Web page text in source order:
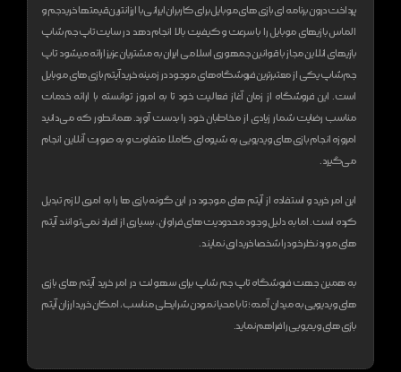
پرداخت درون برنامه ای بازی های موبایل برای کاربران ایرانی با ارزانترین قیمتها خرید جم و
الماس بازیهای موبایل را با سرعت و کیفیت بالا انجام دهد در سایت تاپ جم شاپ
بازیهای انلاین مجاز با قوانین جمهوری اسلامی ایران به مشتریان عزیز ارائه میشودتاپ
جم شاپ یکی از معتبر‌ترین فروشگاه های موجود در زمینه خرید آیتم بازی های موبایل
است. این فروشگاه از زمان آغاز فعالیت خود تا به امروز توانسته با ارائه خدمات
مناسب رضایت شمار زیادی از مخاطبان خود را بدست آورد. همانطور که می‌دانید
امروزه انجام بازی های ویدیویی به شیوه‌ای کاملا متفاوت و به صورت آنلاین انجام
می‌گیرد.
این امر خرید و استفاده از آیتم های موجود در این گونه بازی ها را به امری لازم تبدیل
کرده است. اما به دلیل وجود محدودیت های فراوان، بسیاری از افراد نمی‌توانند آیتم
های مورد نظر خود را شخصا خریداری نمایند.
به همین جهت فروشگاه تاپ جم شاپ برای سهولت در امر خرید آیتم های بازی
های ویدیویی به میدان آمده؛ تا با محیا نمودن شرایطی مناسب، امکان خرید ارزان آیتم
بازی های ویدیویی را فراهم نماید.